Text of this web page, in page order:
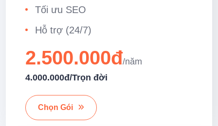
Tối ưu SEO
Hỗ trợ (24/7)
2.500.000đ
4.000.000đ/Trọn đời
Chọn Gói